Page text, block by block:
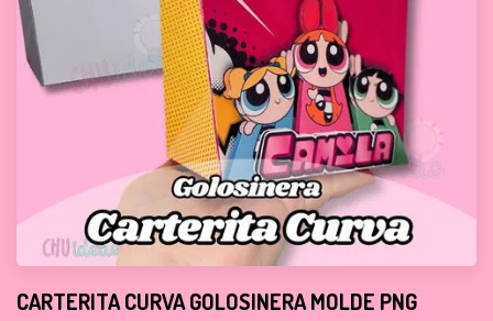
CARTERITA CURVA GOLOSINERA MOLDE PNG